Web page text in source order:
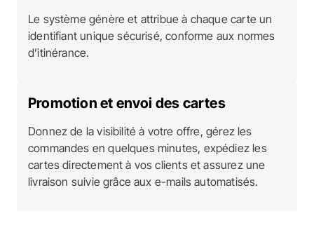
Le système génère et attribue à chaque carte un
identifiant unique sécurisé, conforme aux normes
d’itinérance.
Promotion et envoi des cartes
Donnez de la visibilité à votre offre, gérez les
commandes en quelques minutes, expédiez les
cartes directement à vos clients et assurez une
livraison suivie grâce aux e-mails automatisés.